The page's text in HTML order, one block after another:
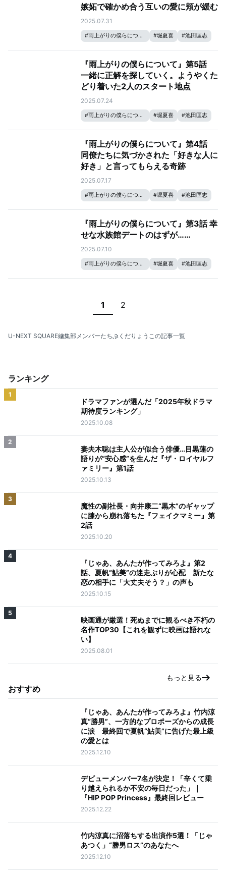
嫉妬で確かめ合う互いの愛に頬が緩む
2025.07.31
#雨上がりの僕らについて #堀夏喜 #池田匡志
『雨上がりの僕らについて』第5話
一緒に正解を探していく。ようやくた
どり着いた2人のスタート地点
2025.07.24
#雨上がりの僕らについて #堀夏喜 #池田匡志
『雨上がりの僕らについて』第4話
同僚たちに気づかされた「好きな人に
好き」と言ってもらえる奇跡
2025.07.17
#雨上がりの僕らについて #堀夏喜 #池田匡志
『雨上がりの僕らについて』第3話 幸
せな水族館デートのはずが……
2025.07.10
#雨上がりの僕らについて #堀夏喜 #池田匡志
1 2
U-NEXT SQUARE編集部メンバーたちふくだりょうこの記事一覧
ランキング
1
ドラマファンが選んだ「2025年秋ドラマ
期待度ランキング」
2025.10.08
2
妻夫木聡は主人公が似合う俳優…目黒蓮の
語りが“安心感”を生んだ『ザ・ロイヤルフ
ァミリー』第1話
2025.10.13
3
魔性の副社長・向井康二“黒木”のギャップ
に膝から崩れ落ちた『フェイクマミー』第
2話
2025.10.20
4
『じゃあ、あんたが作ってみろよ』第2
話、夏帆“鮎美”の迷走ぶりが心配 新たな
恋の相手に「大丈夫そう？」の声も
2025.10.15
5
映画通が厳選！死ぬまでに観るべき不朽の
名作TOP30【これを観ずに映画は語れな
い】
2025.08.01
もっと見る
おすすめ
『じゃあ、あんたが作ってみろよ』竹内涼
真“勝男”、一方的なプロポーズからの成長
に涙 最終回で夏帆“鮎美”に告げた最上級
の愛とは
2025.12.10
デビューメンバー7名が決定！「辛くて乗
り越えられるか不安の毎日だった」｜
『HIP POP Princess』最終回レビュー
2025.12.22
竹内涼真に沼落ちする出演作5選！「じゃ
あつく」“勝男ロス”のあなたへ
2025.12.10